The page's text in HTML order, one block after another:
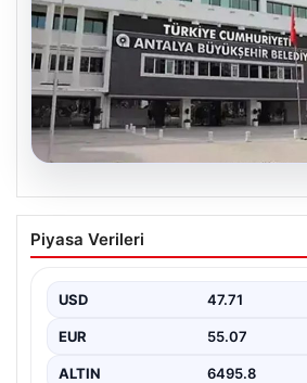
Antalya’daki yolsuzluk
iki yeni gözaltı
Piyasa Verileri
USD 47.71
EUR 55.07
ALTIN 6495.8